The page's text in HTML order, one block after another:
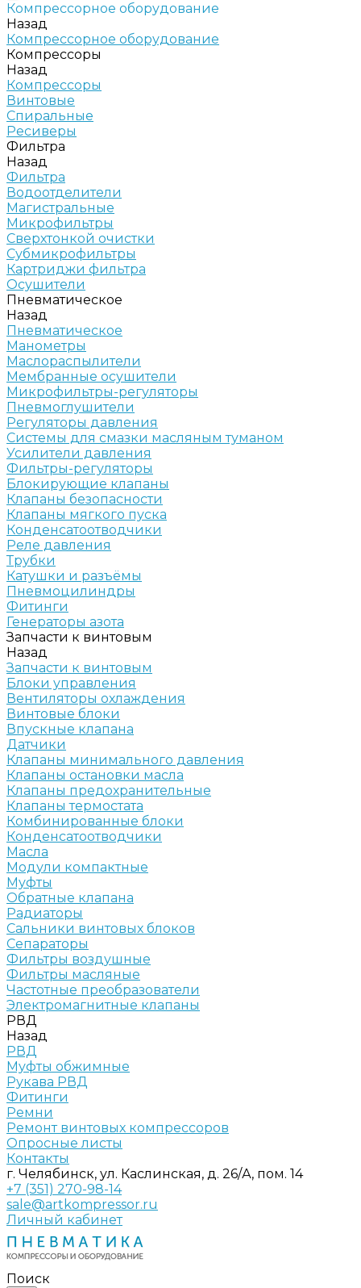
Компрессорное оборудование
Назад
Компрессорное оборудование
Компрессоры
Назад
Компрессоры
Винтовые
Спиральные
Ресиверы
Фильтра
Назад
Фильтра
Водоотделители
Магистральные
Микрофильтры
Сверхтонкой очистки
Субмикрофильтры
Картриджи фильтра
Осушители
Пневматическое
Назад
Пневматическое
Манометры
Маслораспылители
Мембранные осушители
Микрофильтры-регуляторы
Пневмоглушители
Регуляторы давления
Системы для смазки масляным туманом
Усилители давления
Фильтры-регуляторы
Блокирующие клапаны
Клапаны безопасности
Клапаны мягкого пуска
Конденсатоотводчики
Реле давления
Трубки
Катушки и разъёмы
Пневмоцилиндры
Фитинги
Генераторы азота
Запчасти к винтовым
Назад
Запчасти к винтовым
Блоки управления
Вентиляторы охлаждения
Винтовые блоки
Впускные клапана
Датчики
Клапаны минимального давления
Клапаны остановки масла
Клапаны предохранительные
Клапаны термостата
Комбинированные блоки
Конденсатоотводчики
Масла
Модули компактные
Муфты
Обратные клапана
Радиаторы
Сальники винтовых блоков
Сепараторы
Фильтры воздушные
Фильтры масляные
Частотные преобразователи
Электромагнитные клапаны
РВД
Назад
РВД
Муфты обжимные
Рукава РВД
Фитинги
Ремни
Ремонт винтовых компрессоров
Опросные листы
Контакты
г. Челябинск, ул. Каслинская, д. 26/А, пом. 14
+7 (351) 270-98-14
sale@artkompressor.ru
Личный кабинет
Поиск